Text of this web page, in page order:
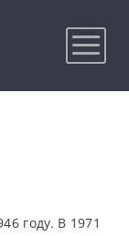
году. В 1971